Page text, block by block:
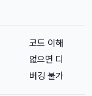
코드 이해
없으면 디
버깅 불가